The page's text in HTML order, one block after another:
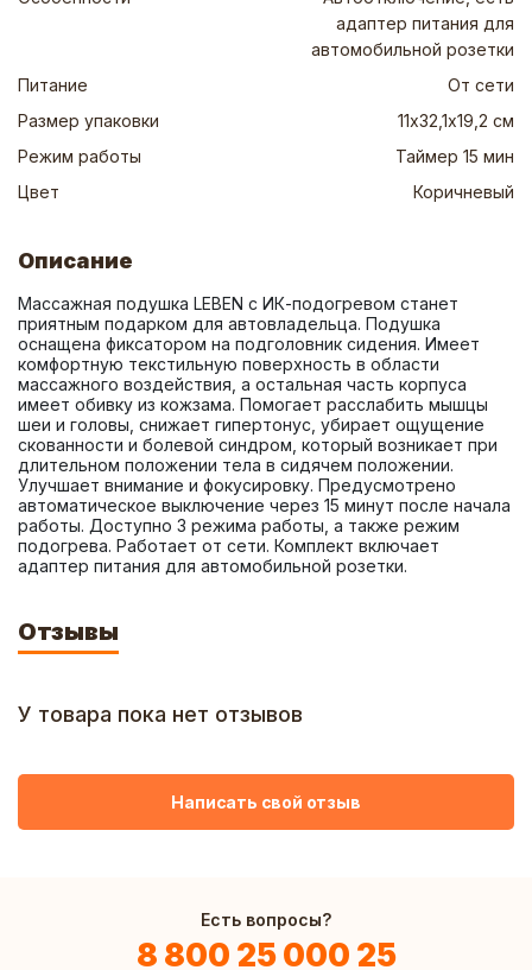
адаптер питания для
автомобильной розетки
Питание
От сети
Размер упаковки
11х32,1х19,2 см
Режим работы
Таймер 15 мин
Цвет
Коричневый
Описание
Массажная подушка LEBEN с ИК-подогревом станет
приятным подарком для автовладельца. Подушка
оснащена фиксатором на подголовник сидения. Имеет
комфортную текстильную поверхность в области
массажного воздействия, а остальная часть корпуса
имеет обивку из кожзама. Помогает расслабить мышцы
шеи и головы, снижает гипертонус, убирает ощущение
скованности и болевой синдром, который возникает при
длительном положении тела в сидячем положении.
Улучшает внимание и фокусировку. Предусмотрено
автоматическое выключение через 15 минут после начала
работы. Доступно 3 режима работы, а также режим
подогрева. Работает от сети. Комплект включает
адаптер питания для автомобильной розетки.
Отзывы
У товара пока нет отзывов
Написать свой отзыв
Есть вопросы?
8 800 25 000 25